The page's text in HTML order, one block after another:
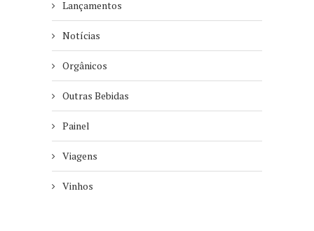
Lançamentos
Notícias
Orgânicos
Outras Bebidas
Painel
Viagens
Vinhos